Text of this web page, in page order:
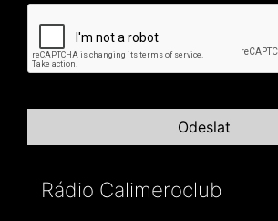
Rádio Calimeroclub